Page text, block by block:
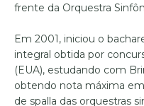
frente da Orquestra
Em 2001, iniciou o
integral obtida por
(EUA), estudando com
obtendo nota máxima
de spalla das orquestras